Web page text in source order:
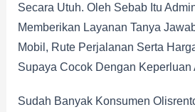
Secara Utuh. Oleh Sebab Itu
Memberikan Layanan Tanya
Mobil, Rute Perjalanan Serta
Supaya Cocok Dengan Keperluan
Sudah Banyak Konsumen